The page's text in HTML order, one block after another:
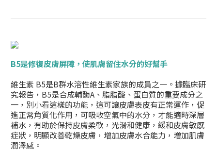
B5是修復皮膚屏障，使肌膚留住水分的好幫手
維生素 B5是B群水溶性維生素家族的成員之一。據臨床研
究報告，B5是合成輔酶A、脂脂酸、蛋白質的重要成分之
一，別小看這樣的功能，這可讓皮膚表皮有正常運作，促
進正常角質化作用，可吸收空氣中的水分，才能適時深層
補水，有助於保持皮膚柔軟，光滑和健康，緩和皮膚敏感
症狀，明顯改善乾燥皮膚，增加皮膚水合能力，增加肌膚
潤澤感。